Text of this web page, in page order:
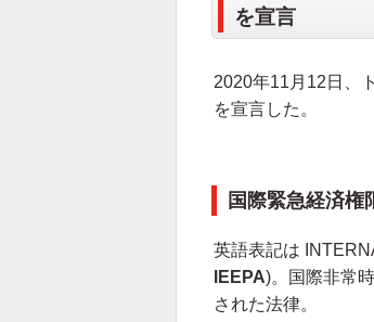
を宣言
2020年11月12日、
を宣言した。
国際緊急経済権
英語表記は
IEEPA)。国際非常
された法律。